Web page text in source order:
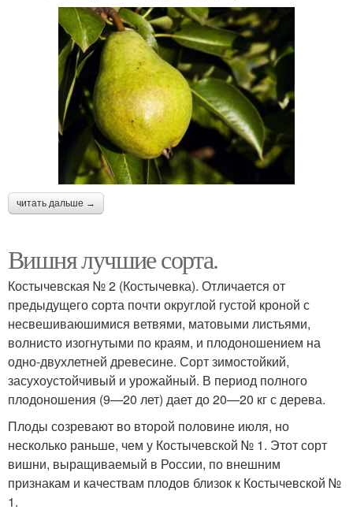
читать дальше →
Вишня лучшие сорта.
Костычевская № 2 (Костычевка). Отличается от
предыдущего сорта почти округлой густой кроной с
несвешиваюшимися ветвями, матовыми листьями,
волнисто изогнутыми по краям, и плодоношением на
одно-двухлетней древесине. Сорт зимостойкий,
засухоустойчивый и урожайный. В период полного
плодоношения (9—20 лет) дает до 20—20 кг с дерева.
Плоды созревают во второй половине июля, но
несколько раньше, чем у Костычевской № 1. Этот сорт
вишни, выращиваемый в России, по внешним
признакам и качествам плодов близок к Костычевской №
1.